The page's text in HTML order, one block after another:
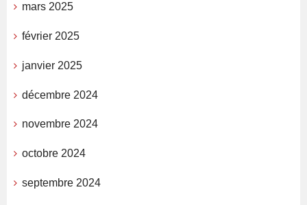
mars 2025
février 2025
janvier 2025
décembre 2024
novembre 2024
octobre 2024
septembre 2024